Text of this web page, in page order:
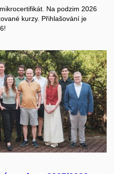
Na podzim 2026
kurzy. Přihlašování je